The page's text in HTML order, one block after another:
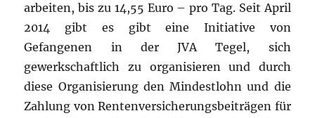
arbeiten, bis zu 14,55 Euro – pro Tag. Seit April
2014 gibt es gibt eine Initiative von
Gefangenen in der JVA Tegel, sich
gewerkschaftlich zu organisieren und durch
diese Organisierung den Mindestlohn und die
Zahlung von Rentenversicherungsbeiträgen für